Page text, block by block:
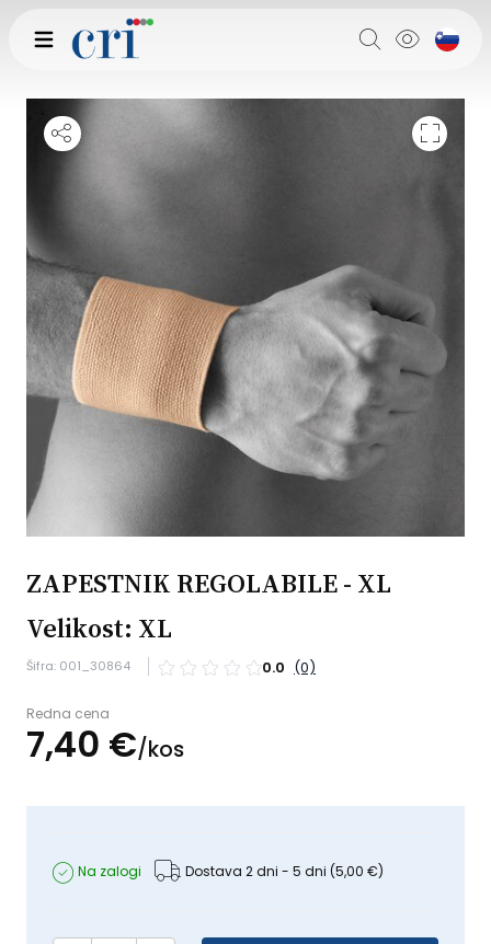
ZAPESTNIK REGOLABILE - XL
Velikost: XL
Šifra: 001_30864 0.0 (0)
Redna cena
7,40 €/kos
Na zalogi Dostava 2 dni - 5 dni (5,00 €)